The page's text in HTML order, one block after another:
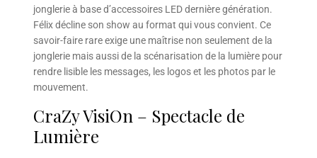
jonglerie à base d’accessoires LED dernière génération.
Félix décline son show au format qui vous convient. Ce
savoir-faire rare exige une maîtrise non seulement de la
jonglerie mais aussi de la scénarisation de la lumière pour
rendre lisible les messages, les logos et les photos par le
mouvement.
CraZy VisiOn – Spectacle de
Lumière